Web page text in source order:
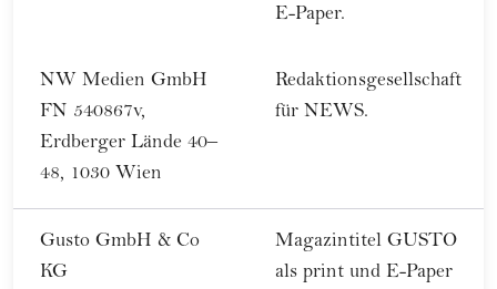
E-Paper.
NW Medien GmbH
FN 540867v,
Erdberger Lände 40–
48, 1030 Wien
Redaktionsgesellschaft
für NEWS.
Gusto GmbH & Co
KG
Magazintitel GUSTO
als print und E-Paper